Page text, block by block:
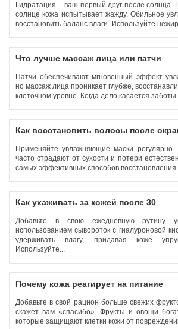
Гидратация – ваш первый друг после
солнце кожа испытывает жажду. Обильное
восстановить баланс влаги. Используйте
Что лучше массаж лица или патчи
Патчи обеспечивают мгновенный эффект
но массаж лица проникает глубже,
клеточном уровне. Когда дело касается заботы
Как восстановить волосы после
Применяйте увлажняющие маски
часто страдают от сухости и потери
самых эффективных способов восстановления
Как ухаживать за кожей после 30
Добавьте в свою ежедневную рутину
использованием сывороток с гиалуроновой
удерживать влагу, придавая коже
Используйте...
Почему кожа реагирует на питание
Добавьте в свой рацион больше свежих
скажет вам «спасибо». Фрукты и овощи
которые защищают клетки кожи от